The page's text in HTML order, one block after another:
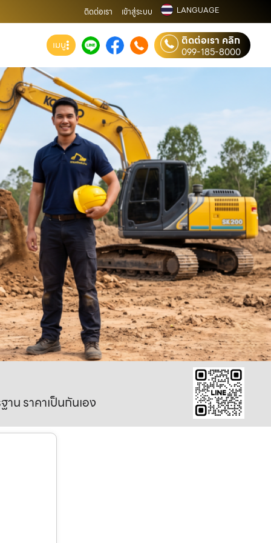
ติดต่อเรา เข้าสู่ระบบ LANGUAGE
เมนู ติดต่อเรา คลิก
099-185-8000
น ราคาเป็นกันเอง